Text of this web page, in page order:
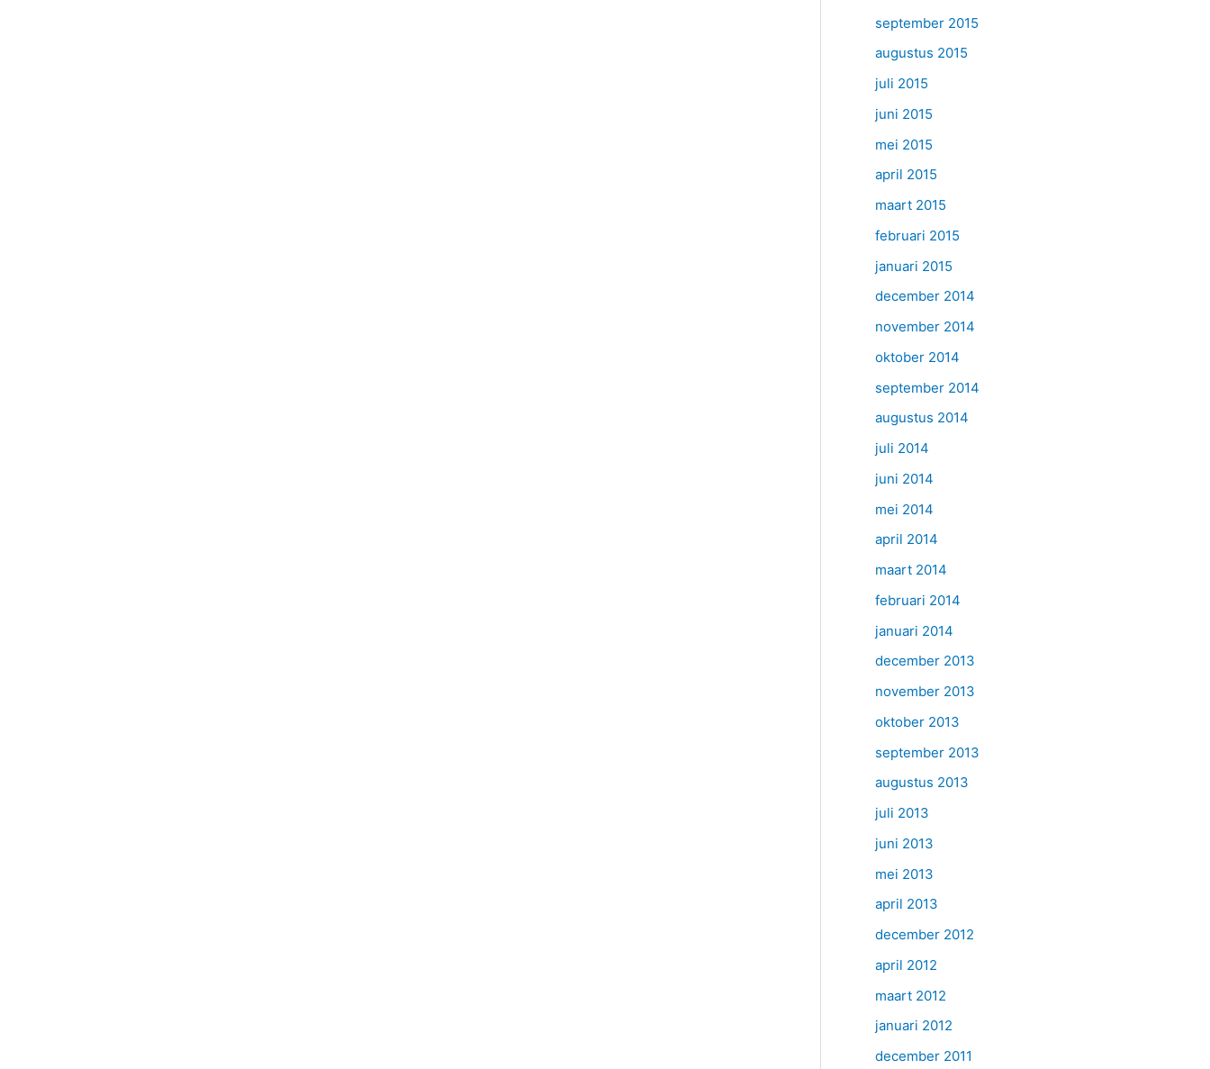
september 2015
augustus 2015
juli 2015
juni 2015
mei 2015
april 2015
maart 2015
februari 2015
januari 2015
december 2014
november 2014
oktober 2014
september 2014
augustus 2014
juli 2014
juni 2014
mei 2014
april 2014
maart 2014
februari 2014
januari 2014
december 2013
november 2013
oktober 2013
september 2013
augustus 2013
juli 2013
juni 2013
mei 2013
april 2013
december 2012
april 2012
maart 2012
januari 2012
december 2011